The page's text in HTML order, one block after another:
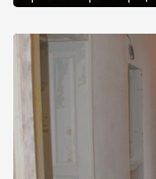
тривали з 25 вересня
«Креативна Фабрика
ремонтно-
захристію храму, які